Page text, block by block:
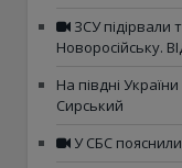
ЗСУ підірвали
Новоросійську.
На півдні
Сирський
У СБС пояснили